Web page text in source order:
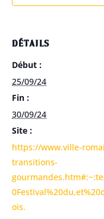
DÉTAILS
Début :
25/09/24
Fin :
30/09/24
Site :
https://www.ville-
transitions-
ois.